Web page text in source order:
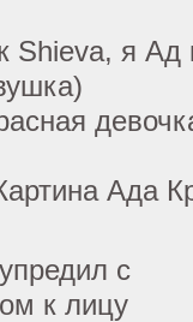
Shieva, я Ад
Ада
с
к лицу